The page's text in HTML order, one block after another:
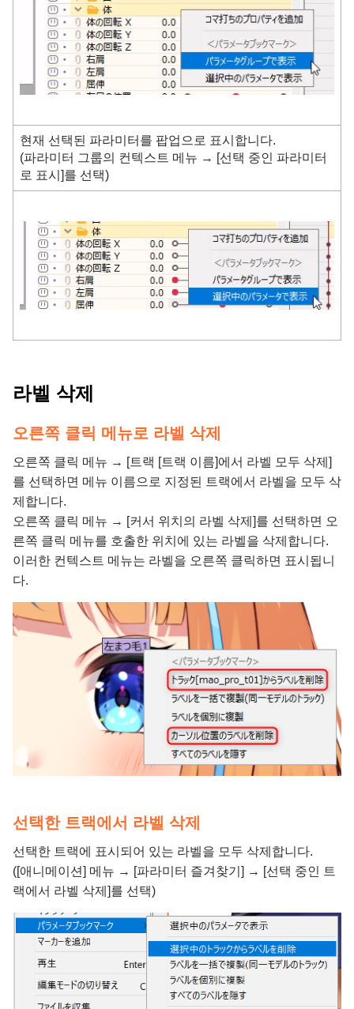
현재 선택된 파라미터를 팝업으로 표시합니다.
(파라미터 그룹의 컨텍스트 메뉴 → [선택 중인 파라미터
로 표시]를 선택)
라벨 삭제
오른쪽 클릭 메뉴로 라벨 삭제
오른쪽 클릭 메뉴 → [트랙 [트랙 이름]에서 라벨 모두 삭제]
를 선택하면 메뉴 이름으로 지정된 트랙에서 라벨을 모두 삭
제합니다.
오른쪽 클릭 메뉴 → [커서 위치의 라벨 삭제]를 선택하면 오
른쪽 클릭 메뉴를 호출한 위치에 있는 라벨을 삭제합니다.
이러한 컨텍스트 메뉴는 라벨을 오른쪽 클릭하면 표시됩니
다.
선택한 트랙에서 라벨 삭제
선택한 트랙에 표시되어 있는 라벨을 모두 삭제합니다.
([애니메이션] 메뉴 → [파라미터 즐겨찾기] → [선택 중인 트
랙에서 라벨 삭제]를 선택)